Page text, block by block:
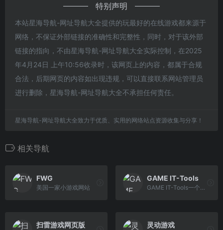
特别声明
本站星海导航-网址导航大全提供的玩最好的在线游戏都来源于
网络，不保证外部链接的准确性和完整性，同时，对于该外部
链接的指向，不由星海导航-网址导航大全实际控制，在2025
年4月24日 上午10:56收录时，该网页上的内容，都属于合规
合法，后期网页的内容如出现违规，可以直接联系网站管理员
进行删除，星海导航-网址导航大全不承担任何责任。
星海导航-网址导航大全致力于优质、实用的网络站点资源收集与分享！
相关导航
FWG
美国一家小游戏网站
GAME IT-Tools
GAME IT-Tools一个简单开源的网页摸鱼小游戏。
扫雷游戏网页版 灵动游戏